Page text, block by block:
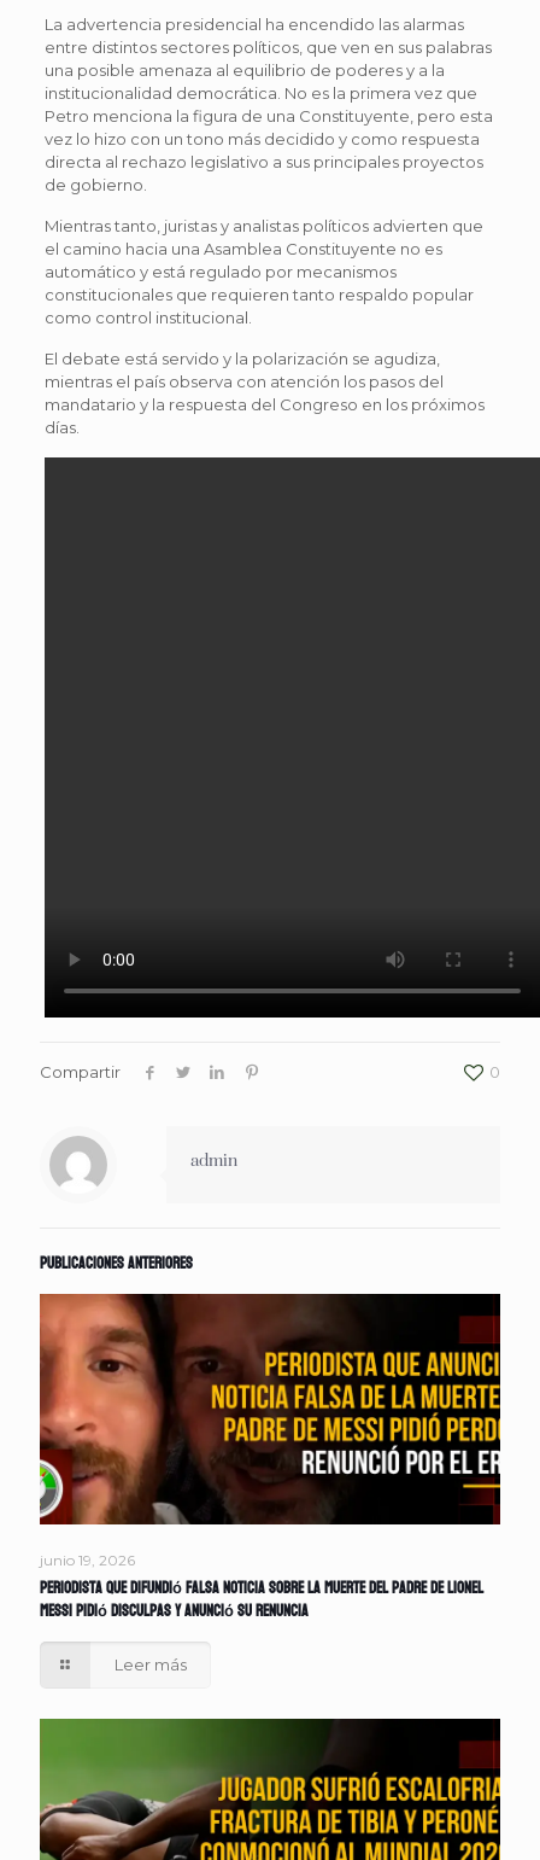
La advertencia presidencial ha encendido las alarmas
entre distintos sectores políticos, que ven en sus palabras
una posible amenaza al equilibrio de poderes y a la
institucionalidad democrática. No es la primera vez que
Petro menciona la figura de una Constituyente, pero esta
vez lo hizo con un tono más decidido y como respuesta
directa al rechazo legislativo a sus principales proyectos
de gobierno.
Mientras tanto, juristas y analistas políticos advierten que
el camino hacia una Asamblea Constituyente no es
automático y está regulado por mecanismos
constitucionales que requieren tanto respaldo popular
como control institucional.
El debate está servido y la polarización se agudiza,
mientras el país observa con atención los pasos del
mandatario y la respuesta del Congreso en los próximos
días.
Compartir 0
admin
Publicaciones anteriores
junio 19, 2026
Periodista que difundió falsa noticia sobre la muerte del padre de Lionel
Messi pidió disculpas y anunció su renuncia
Leer más